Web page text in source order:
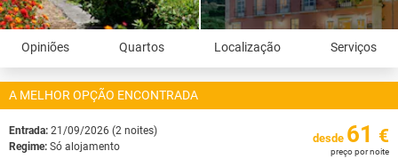
Opiniões Quartos Localização Serviços
A MELHOR OPÇÃO ENCONTRADA
Entrada: 21/09/2026 (2 noites)
Regime: Só alojamento
desde 61 €
preço por noite